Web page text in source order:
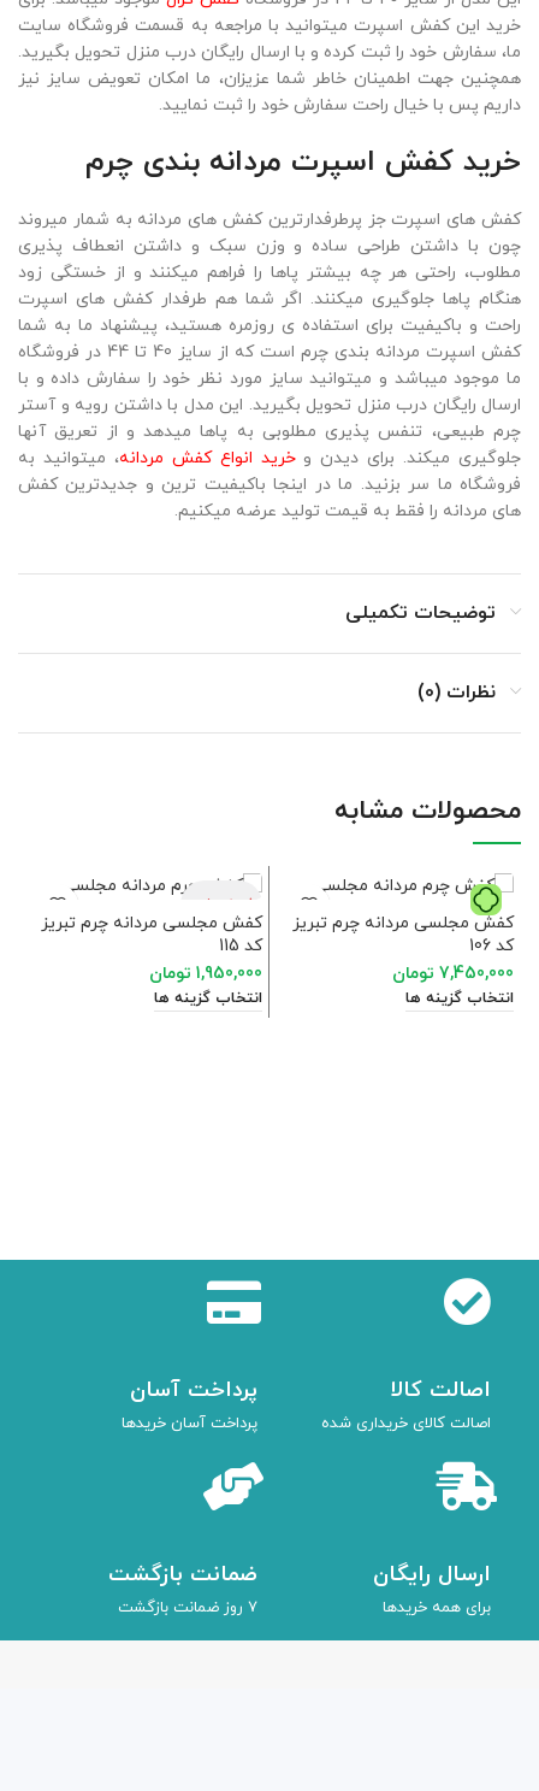
خرید این کفش اسپرت میتوانید با مراجعه به قسمت فروشگاه سایت
ما، سفارش خود را ثبت کرده و با ارسال رایگان درب منزل تحویل بگیرید.
همچنین جهت اطمینان خاطر شما عزیزان، ما امکان تعویض سایز نیز
داریم پس با خیال راحت سفارش خود را ثبت نمایید.
خرید کفش اسپرت مردانه بندی چرم
کفش های اسپرت جز پرطرفدارترین کفش های مردانه به شمار میروند
چون با داشتن طراحی ساده و وزن سبک و داشتن انعطاف پذیری
مطلوب، راحتی هر چه بیشتر پاها را فراهم میکنند و از خستگی زود
هنگام پاها جلوگیری میکنند. اگر شما هم طرفدار کفش های اسپرت
راحت و باکیفیت برای استفاده ی روزمره هستید، پیشنهاد ما به شما
کفش اسپرت مردانه بندی چرم است که از سایز 40 تا 44 در فروشگاه
ما موجود میباشد و میتوانید سایز مورد نظر خود را سفارش داده و با
ارسال رایگان درب منزل تحویل بگیرید. این مدل با داشتن رویه و آستر
چرم طبیعی، تنفس پذیری مطلوبی به پاها میدهد و از تعریق آنها
جلوگیری میکند. برای دیدن وخرید انواع کفش مردانه، میتوانید به
فروشگاه ما سر بزنید. ما در اینجا باکیفیت ترین و جدیدترین کفش
های مردانه را فقط به قیمت تولید عرضه میکنیم.
توضیحات تکمیلی
نظرات (0)
محصولات مشابه
کفش مجلسی مردانه چرم تبریز
کد 106
7,450,000 تومان
انتخاب گزینه ها
فروخته شده
کفش مجلسی مردانه چرم تبریز
کد 115
1,950,000 تومان
انتخاب گزینه ها
اصالت کالا
اصالت کالای خریداری شده
پرداخت آسان
پرداخت آسان خریدها
ارسال رایگان
برای همه خریدها
ضمانت بازگشت
7 روز ضمانت بازگشت